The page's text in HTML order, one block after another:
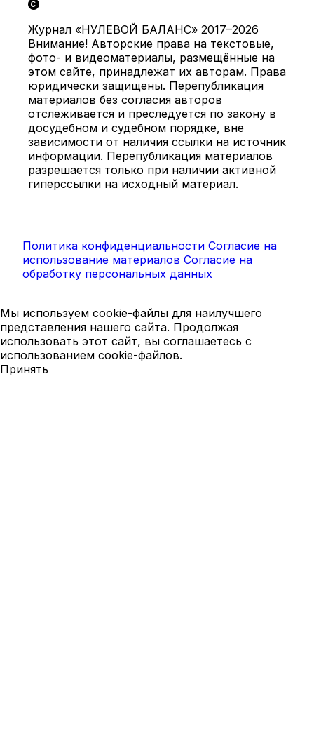
Журнал «НУЛЕВОЙ БАЛАНС» 2017–2026
Внимание! Авторские права на текстовые,
фото- и видеоматериалы, размещённые на
этом сайте, принадлежат их авторам. Права
юридически защищены. Перепубликация
материалов без согласия авторов
отслеживается и преследуется по закону в
досудебном и судебном порядке, вне
зависимости от наличия ссылки на источник
информации. Перепубликация материалов
разрешается только при наличии активной
гиперссылки на исходный материал.
Политика конфиденциальности Согласие на
использование материалов Согласие на
обработку персональных данных
Мы используем cookie-файлы для наилучшего
представления нашего сайта. Продолжая
использовать этот сайт, вы соглашаетесь с
использованием cookie-файлов.
Принять